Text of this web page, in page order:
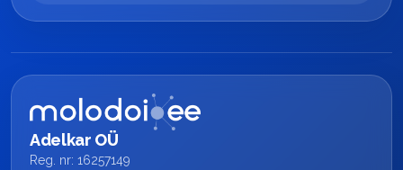
Adelkar OÜ
Reg. nr: 16257149